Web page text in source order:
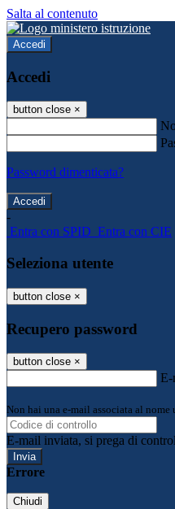
Salta al contenuto
Accedi
Accedi
button close ×
Password dimenticata?
-
Entra con SPID Entra con CIE
Seleziona utente
button close ×
Recupero password
button close ×
E-
Non hai una e-mail associata al
E-mail inviata, si prega di
Errore
Chiudi